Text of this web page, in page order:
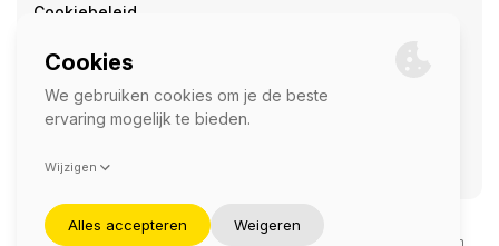
Cookiebeleid
SOCIAL
©2026 — Komerco
Deze site wordt beschermd door reCAPTCHA en het
en